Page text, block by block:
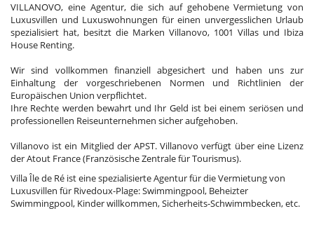
VILLANOVO, eine Agentur, die sich auf gehobene Vermietung von
Luxusvillen und Luxuswohnungen für einen unvergesslichen Urlaub
spezialisiert hat, besitzt die Marken Villanovo, 1001 Villas und Ibiza
House Renting.
Wir sind vollkommen finanziell abgesichert und haben uns zur
Einhaltung der vorgeschriebenen Normen und Richtlinien der
Europäischen Union verpflichtet.
Ihre Rechte werden bewahrt und Ihr Geld ist bei einem seriösen und
professionellen Reiseunternehmen sicher aufgehoben.
Villanovo ist ein Mitglied der APST. Villanovo verfügt über eine Lizenz
der Atout France (Französische Zentrale für Tourismus).
Villa Île de Ré ist eine spezialisierte Agentur für die Vermietung von
Luxusvillen für Rivedoux-Plage: Swimmingpool, Beheizter
Swimmingpool, Kinder willkommen, Sicherheits-Schwimmbecken, etc.